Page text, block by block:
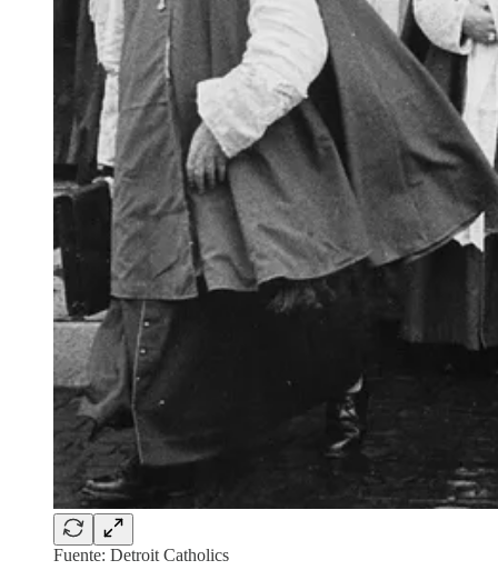
Fuente: Detroit Catholics